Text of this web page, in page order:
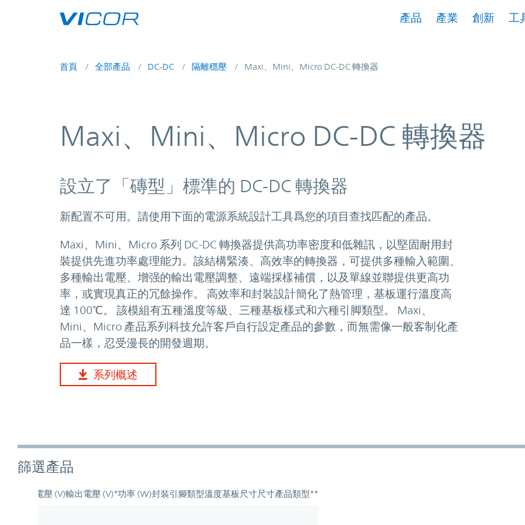
產品 產業 創新 工
首頁 全部產品 DC-DC 隔離穩壓 Maxi、Mini、Micro DC-DC 轉換器
Maxi、Mini、Micro DC-DC 轉換器
設立了「磚型」標準的 DC-DC 轉換器
新配置不可用。請使用下面的電源系統設計工具爲您的項目查找匹配的產品。
Maxi、Mini、Micro 系列 DC-DC 轉換器提供高功率密度和低雜訊，以堅固耐用封
裝提供先進功率處理能力。該結構緊湊、高效率的轉換器，可提供多種輸入範圍、
多種輸出電壓、增强的輸出電壓調整、遠端採樣補償，以及單線並聯提供更高功
率，或實現真正的冗餘操作。 高效率和封裝設計簡化了熱管理，基板運行溫度高
達 100℃。 該模組有五種溫度等級、三種基板樣式和六種引脚類型。 Maxi、
Mini、Micro 產品系列科技允許客戶自行設定產品的參數，而無需像一般客制化產
品一樣，忍受漫長的開發週期。
系列概述
篩選產品
輸入電壓 (V)輸出電壓 (V)*功率 (W)封裝引腳類型溫度基板 尺寸尺寸產品類型**